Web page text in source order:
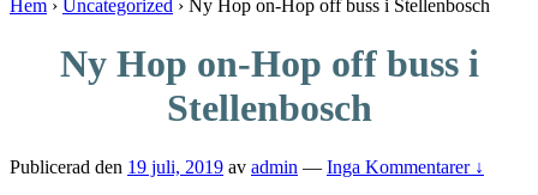
Hem › Uncategorized › Ny Hop on-Hop off buss i Stellenbosch
Ny Hop on-Hop off buss i
Stellenbosch
Publicerad den 19 juli, 2019 av admin — Inga Kommentarer ↓